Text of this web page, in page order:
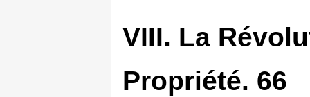
VIII. La
Propriété. 66